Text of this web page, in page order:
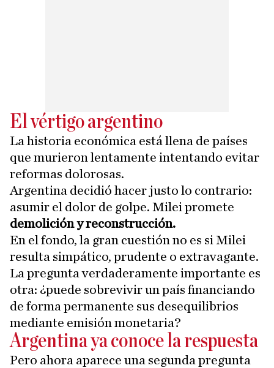
El vértigo argentino
La historia económica está llena de países
que murieron lentamente intentando evitar
reformas dolorosas.
Argentina decidió hacer justo lo contrario:
asumir el dolor de golpe. Milei promete
demolición y reconstrucción.
En el fondo, la gran cuestión no es si Milei
resulta simpático, prudente o extravagante.
La pregunta verdaderamente importante es
otra: ¿puede sobrevivir un país financiando
de forma permanente sus desequilibrios
mediante emisión monetaria?
Argentina ya conoce la respuesta
Pero ahora aparece una segunda pregunta